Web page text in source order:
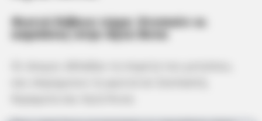
Φωτιά Εύβοια τώρα: Χτυπούν οι